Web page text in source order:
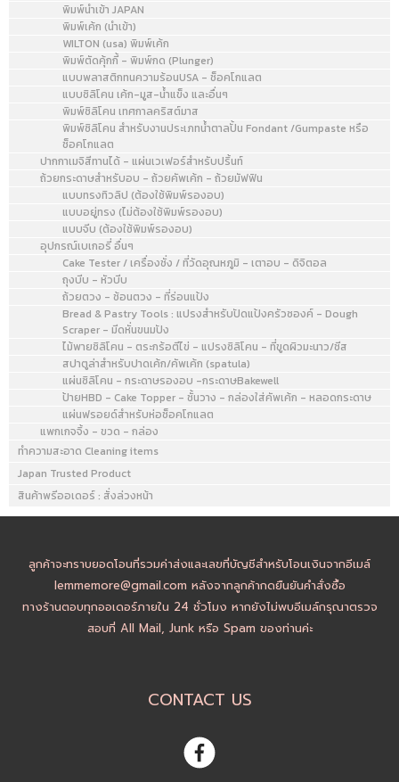
พิมพ์นำเข้า JAPAN
พิมพ์เค้ก (นำเข้า)
WILTON (usa) พิมพ์เค้ก
พิมพ์ตัดคุ้กกี้ - พิมพ์กด (Plunger)
แบบพลาสติกทนความร้อนUSA - ช็อคโกแลต
แบบซิลิโคน เค้ก-มูส-น้ำแข็ง และอื่นๆ
พิมพ์ซิลิโคน เทศกาลคริสต์มาส
พิมพ์ซิลิโคน สำหรับงานประเภทน้ำตาลปั้น Fondant /Gumpaste หรือ
ช็อคโกแลต
ปากกาเมจิสีทานได้ - แผ่นเวเฟอร์สำหรับปริ้นท์
ถ้วยกระดาษสำหรับอบ - ถ้วยคัพเค้ก - ถ้วยมัฟฟิน
แบบทรงทิวลิป (ต้องใช้พิมพ์รองอบ)
แบบอยู่ทรง (ไม่ต้องใช้พิมพ์รองอบ)
แบบจีบ (ต้องใช้พิมพ์รองอบ)
อุปกรณ์เบเกอรี่ อื่นๆ
Cake Tester / เครื่องชั่ง / ที่วัดอุณหภูมิ - เตาอบ - ดิจิตอล
ถุงบีบ - หัวบีบ
ถ้วยตวง - ช้อนตวง - ที่ร่อนแป้ง
Bread & Pastry Tools : แปรงสำหรับปัดแป้งครัวซองค์ - Dough
Scraper - มีดหั่นขนมปัง
ไม้พายซิลิโคน - ตระกร้อตีไข่ - แปรงซิลิโคน - ที่ขูดผิวมะนาว/ชีส
สปาตูล่าสำหรับปาดเค้ก/คัพเค้ก (spatula)
แผ่นซิลิโคน - กระดาษรองอบ -กระดาษBakewell
ป้ายHBD - Cake Topper - ชั้นวาง - กล่องใส่คัพเค้ก - หลอดกระดาษ
แผ่นฟรอยด์สำหรับห่อช็อคโกแลต
แพกเกจจิ้ง - ขวด - กล่อง
ทำความสะอาด Cleaning items
Japan Trusted Product
สินค้าพรีออเดอร์ : สั่งล่วงหน้า
ลูกค้าจะทราบยอดโอนที่รวมค่าส่งและเลขที่บัญชีสำหรับโอนเงินจากอีเมล์
lemmemore@gmail.com หลังจากลูกค้ากดยืนยันคำสั่งซื้อ
ทางร้านตอบทุกออเดอร์ภายใน 24 ชั่วโมง หากยังไม่พบอีเมล์กรุณาตรวจ
สอบที่ All Mail, Junk หรือ Spam ของท่านค่ะ
CONTACT US